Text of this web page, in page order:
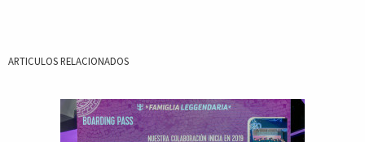
ARTICULOS RELACIONADOS